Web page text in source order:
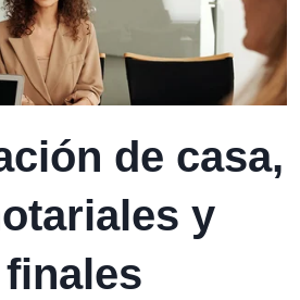
de casa,
y